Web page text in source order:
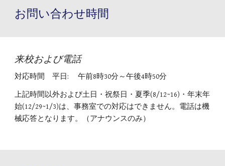
お問い合わせ時間
来校および電話
対応時間平日: 午前8時30分～午後4時50分
上記時間以外および土日・祝祭日・夏季(8/12~16)・年末年
始(12/29~1/3)は、事務室での対応はできません。電話は機
械応答となります。（アナウンスのみ）